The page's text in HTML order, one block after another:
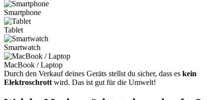
Smartphone
Tablet
Smartwatch
MacBook / Laptop
Durch den Verkauf deines Geräts stellst du sicher, dass es kein
Elektroschrott wird. Das ist gut für die Umwelt!